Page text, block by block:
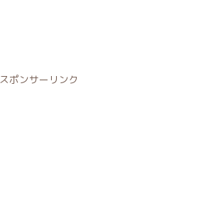
スポンサーリンク